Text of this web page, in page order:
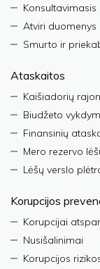
Atviri duomenys
Smurto ir
Ataskaitos
Kaišiadorių
Biudžeto
Finansinių
Mero rezervo
Lėšų verslo
Korupcijos
Korupcijai
Nusišalinimai
Korupcijos